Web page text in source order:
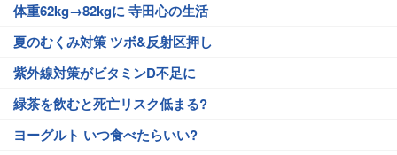
体重62kg→82kgに 寺田心の生活
夏のむくみ対策 ツボ&反射区押し
紫外線対策がビタミンD不足に
緑茶を飲むと死亡リスク低まる?
ヨーグルト いつ食べたらいい?